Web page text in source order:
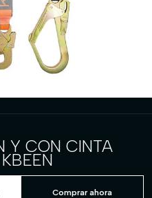
Y CON CINTA
Comprar ahora